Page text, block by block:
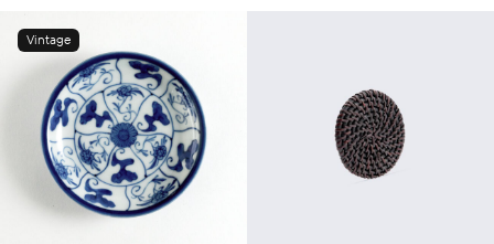
Vintage
Додати в кошик Додати в кошик